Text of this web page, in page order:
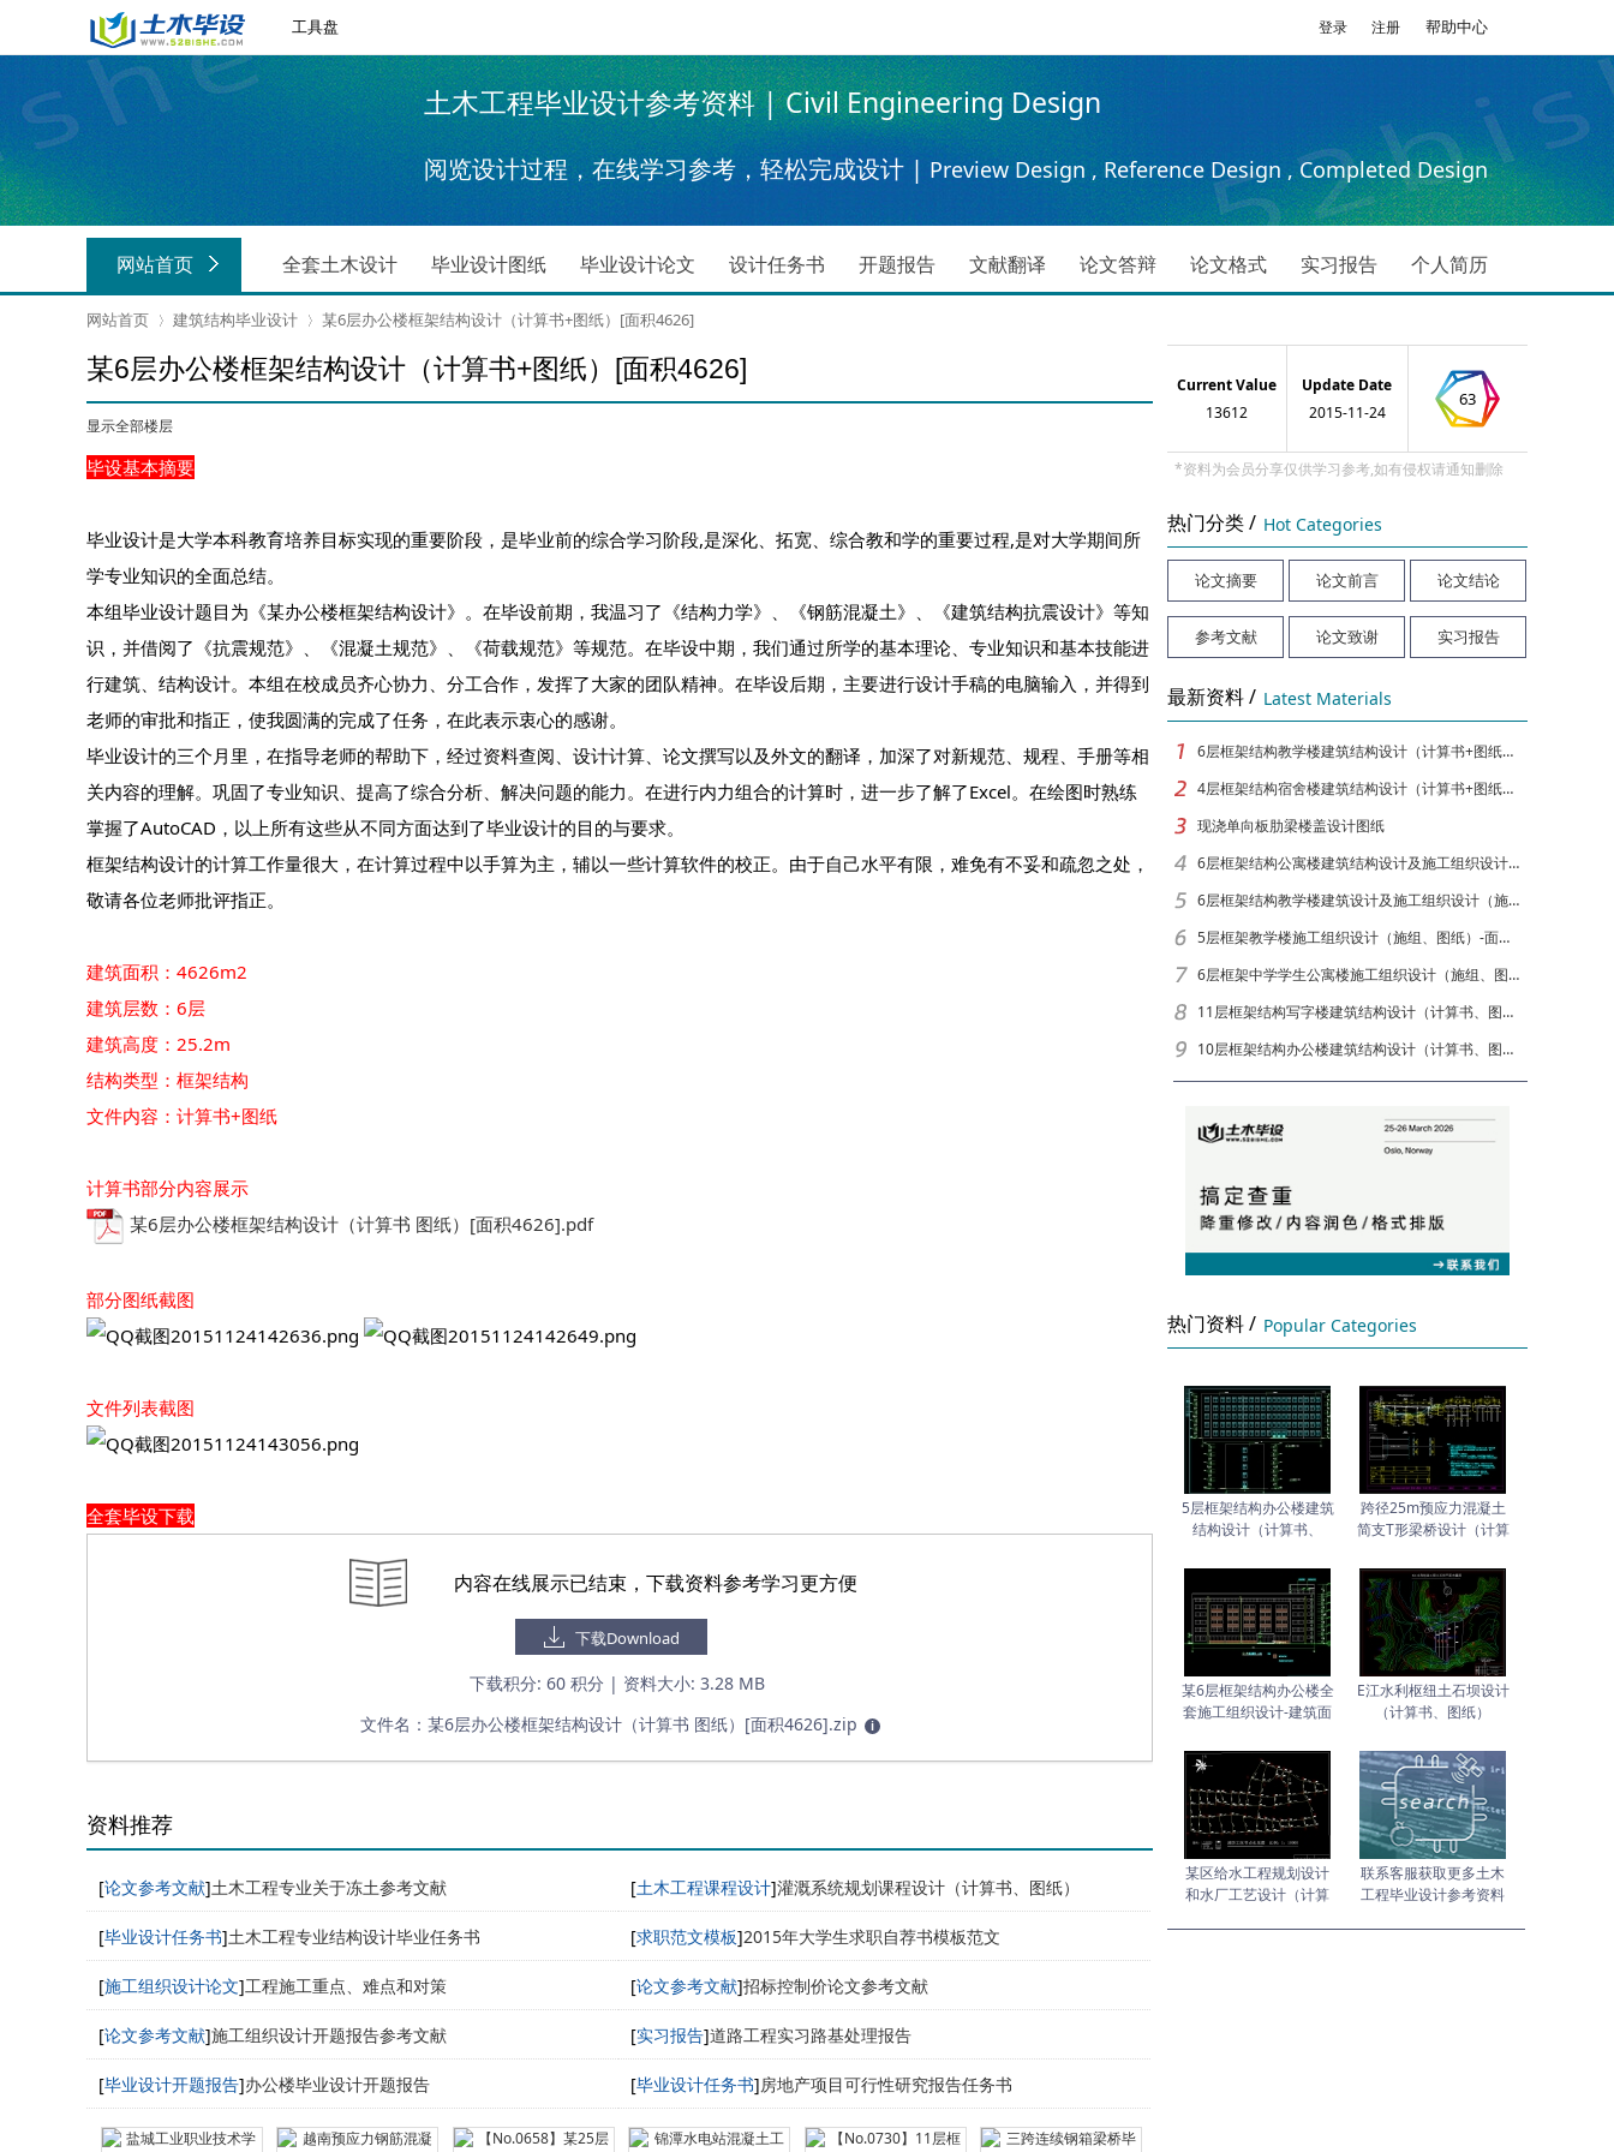
工具盘 登录 注册 帮助中心
土木工程毕业设计参考资料 | Civil Engineering Design
阅览设计过程，在线学习参考，轻松完成设计 | Preview Design , Reference Design , Completed Design
网站首页 全套土木设计 毕业设计图纸 毕业设计论文 设计任务书 开题报告 文献翻译 论文答辩 论文格式 实习报告 个人简历
网站首页
›
建筑结构毕业设计 某6层办公楼框架结构设计（计算书+图纸）[面积4626]
某6层办公楼框架结构设计（计算书+图纸）[面积4626]
显示全部楼层
毕设基本摘要
毕业设计是大学本科教育培养目标实现的重要阶段，是毕业前的综合学习阶段,是深化、拓宽、综合教和学的重要过程,是对大学期间所
学专业知识的全面总结。
本组毕业设计题目为《某办公楼框架结构设计》。在毕设前期，我温习了《结构力学》、《钢筋混凝土》、《建筑结构抗震设计》等知
识，并借阅了《抗震规范》、《混凝土规范》、《荷载规范》等规范。在毕设中期，我们通过所学的基本理论、专业知识和基本技能进
行建筑、结构设计。本组在校成员齐心协力、分工合作，发挥了大家的团队精神。在毕设后期，主要进行设计手稿的电脑输入，并得到
老师的审批和指正，使我圆满的完成了任务，在此表示衷心的感谢。
毕业设计的三个月里，在指导老师的帮助下，经过资料查阅、设计计算、论文撰写以及外文的翻译，加深了对新规范、规程、手册等相
关内容的理解。巩固了专业知识、提高了综合分析、解决问题的能力。在进行内力组合的计算时，进一步了解了Excel。在绘图时熟练
掌握了AutoCAD，以上所有这些从不同方面达到了毕业设计的目的与要求。
框架结构设计的计算工作量很大，在计算过程中以手算为主，辅以一些计算软件的校正。由于自己水平有限，难免有不妥和疏忽之处，
敬请各位老师批评指正。
建筑面积：4626m2
建筑层数：6层
建筑高度：25.2m
结构类型：框架结构
文件内容：计算书+图纸
计算书部分内容展示
某6层办公楼框架结构设计（计算书 图纸）[面积4626].pdf
部分图纸截图
文件列表截图
全套毕设下载
内容在线展示已结束，下载资料参考学习更方便
下载Download
下载积分: 60 积分 | 资料大小: 3.28 MB
文件名：某6层办公楼框架结构设计（计算书 图纸）[面积4626].zip
i
资料推荐
[论文参考文献]土木工程专业关于冻土参考文献 [土木工程课程设计]灌溉系统规划课程设计（计算书、图纸）
[毕业设计任务书]土木工程专业结构设计毕业任务书 [求职范文模板]2015年大学生求职自荐书模板范文
[施工组织设计论文]工程施工重点、难点和对策 [论文参考文献]招标控制价论文参考文献
[论文参考文献]施工组织设计开题报告参考文献 [实习报告]道路工程实习路基处理报告
[毕业设计开题报告]办公楼毕业设计开题报告 [毕业设计任务书]房地产项目可行性研究报告任务书
Current Value
13612
Update Date
2015-11-24
63
*资料为会员分享仅供学习参考,如有侵权请通知删除
热门分类 / Hot Categories
论文摘要 论文前言 论文结论
参考文献 论文致谢 实习报告
最新资料 / Latest Materials
6层框架结构教学楼建筑结构设计（计算书+图纸）[面积6049]
4层框架结构宿舍楼建筑结构设计（计算书+图纸）[面积3878]
现浇单向板肋梁楼盖设计图纸
6层框架结构公寓楼建筑结构设计及施工组织设计（计算书、图纸）[面积6650]
6层框架结构教学楼建筑设计及施工组织设计（施组、图纸）-面积5564
5层框架教学楼施工组织设计（施组、图纸）-面积4291
6层框架中学学生公寓楼施工组织设计（施组、图纸）-面积5090
11层框架结构写字楼建筑结构设计（计算书、图纸）[面积9874]
10层框架结构办公楼建筑结构设计（计算书、图纸）[面积12880]
热门资料 / Popular Categories
5层框架结构办公楼建筑
结构设计（计算书、
跨径25m预应力混凝土
简支T形梁桥设计（计算
某6层框架结构办公楼全
套施工组织设计-建筑面
E江水利枢纽土石坝设计
（计算书、图纸）
某区给水工程规划设计
和水厂工艺设计（计算
联系客服获取更多土木
工程毕业设计参考资料